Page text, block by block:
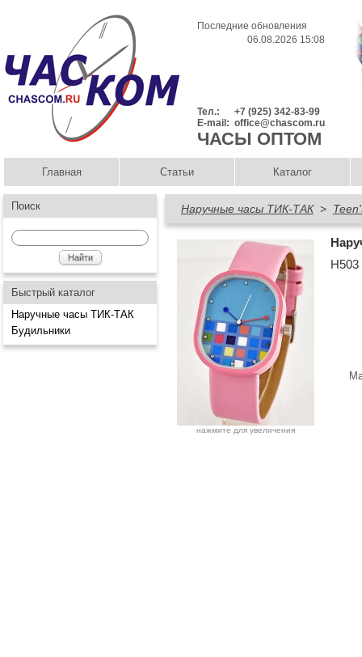
Последние обновления
06.08.2026 15:08
Тел.:
+7 (925) 342-83-99
E-mail: office@chascom.ru
ЧАСЫ ОПТОМ
Главная Статьи Каталог
Поиск
Быстрый каталог
Наручные часы ТИК-ТАК
Будильники
Наручные часы ТИК-ТАК>
нажмите для увеличения
Н503